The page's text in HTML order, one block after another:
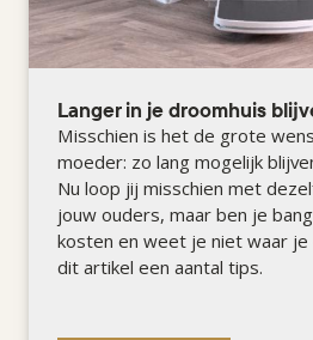
Langer in je droomhuis
Misschien is het de grote
moeder: zo lang mogelijk
Nu loop jij misschien met
jouw ouders, maar ben je
kosten en weet je niet waar
dit artikel een aantal tips.